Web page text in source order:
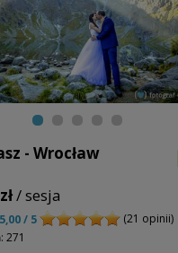
- Wrocław
/ sesja
5,00 / 5
(21 opinii)
271